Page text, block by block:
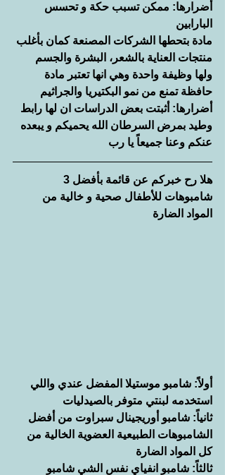
أضرارها: ممكن تسبب حكة و تحسس
البارابين
مادة بتحطها الشركات المصنعة كمان بأغلب
منتجات العناية بالشعر، البشرة والجسم
ولها وظيفة واحدة وهي انها تعتبر مادة
حافظة تمنع من نمو البكتيريا والجراثيم
أضرارها: أثبتت بعض الدراسات ان لها رابط
وطيد بمرض السرطان الله يحميكم و يبعده
عنكم وعنا جميعاً يا رب
شامبوهات للأطفال صحية و خالية من
المواد الضارة
أولاً: شامبو موستيلا المفضل عندي واللي
استخدمه لبنتي متوفر بالصيدليات
ثانياً: شامبو أوريجينال سبراوت من أفضل
الشامبوهات الطبيعية العضوية الخالية من
كل المواد الضارة
ثالثاً: شامبو انفياي نفس الشي شامبو